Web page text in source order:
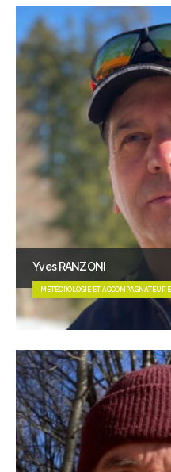
Yves RANZONI
MÉTÉOROLOGIE ET ACCOMPAGNATEUR